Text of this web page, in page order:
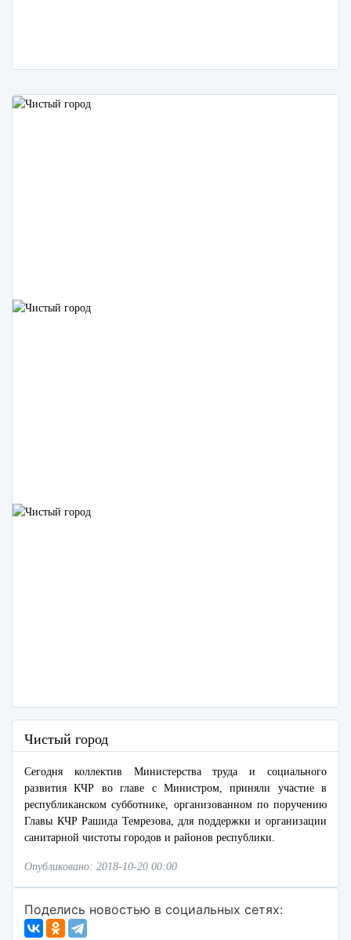
Чистый город
Сегодня коллектив Министерства труда и социального
развития КЧР во главе с Министром, приняли участие в
республиканском субботнике, организованном по поручению
Главы КЧР Рашида Темрезова, для поддержки и организации
санитарной чистоты городов и районов республики.
Опубликовано: 2018-10-20 00:00
Поделись новостью в социальных сетях: